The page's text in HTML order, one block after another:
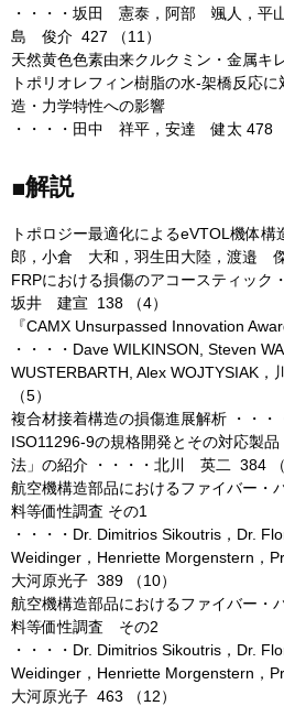
・・・・坂田 憲泰，阿部 颯人，
島 俊介 427 （11）
天然黄色色素由来クルクミン・金属キ
トポリオレフィン樹脂の水-架橋反応
造・力学特性への影響
・・・・田中 祥平，安達 健太 478
■解説
トポロジー最適化によるeVTOL機体
郎，小倉 大和，羽生田大陸，渡邉
FRPにおける損傷のアコースティック
坂井 建宣 138 （4）
『CAMX Unsurpassed Innovation
・・・・Dave WILKINSON, Steven
WUSTERBARTH, Alex WOJTYSIAK
（5）
複合材接着構造の損傷進展解析 ・・
ISO11296-9の規格開発とその対応製
法」の紹介 ・・・・北川 英二 384 （
航空機構造部品におけるファイバー・
料等価性調査 その1
・・・・Dr. Dimitrios Sikoutris，Dr.
Weidinger，Henriette Morgenstern，
大河原光子 389 （10）
航空機構造部品におけるファイバー・
料等価性調査 その2
・・・・Dr. Dimitrios Sikoutris，Dr.
Weidinger，Henriette Morgenstern，
大河原光子 463 （12）